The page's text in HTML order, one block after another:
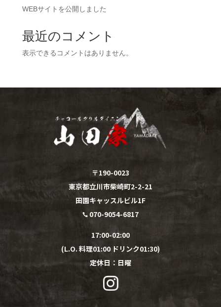
WEBサイトを公開しました
最近のコメント
表示できるコメントはありません。
〒190-0023
東京都立川市柴崎町2-2-21
田園キャッスルビル1F
 070-9054-6817
17:00-02:00
(L.O. 料理01:00 ドリンク01:30)
定休日： 日曜
